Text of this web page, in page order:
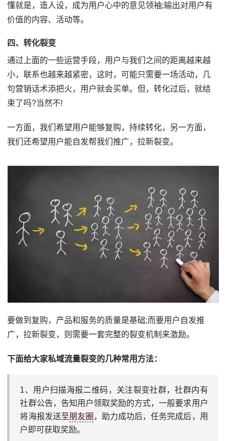
懂就是，造人设，成为用户心中的意见领袖;输出对用户有
价值的内容、活动等。
四、转化裂变
通过上面的一些运营手段，用户与我们之间的距离越来越
小，联系也越来越紧密，这时，可能只需要一场活动，几
句营销话术添把火，用户就会买单。但，转化过后，就结
束了吗?当然不!
一方面，我们希望用户能够复购，持续转化，另一方面，
我们还希望用户能自发帮我们推广，拉新裂变。
要做到复购，产品和服务的质量是基础;而要用户自发推
广，拉新裂变，则需要一套完整的裂变机制来激励。
下面给大家私域流量裂变的几种常用方法：
1、用户扫描海报二维码，关注裂变社群，社群内有
社群公告，告知用户领取奖励的方式，一般要求用户
将海报发送至朋友圈 ，助力成功后，任务完成后，用
户即可获取奖励。